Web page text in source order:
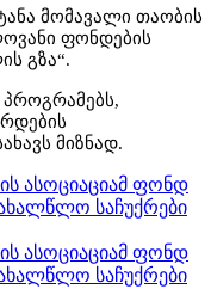
მომავალი თაობის
ფონდების
გზა“.
მიზნად.